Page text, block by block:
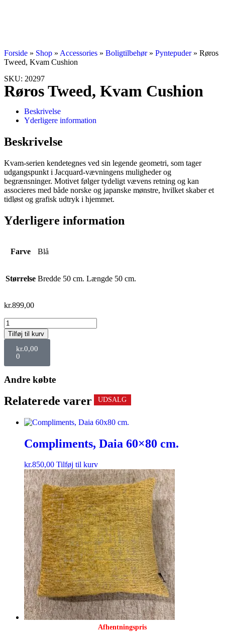
Forside » Shop » Accessories » Boligtilbehør» Pyntepuder» Røros
Tweed, Kvam Cushion
SKU: 20297
Røros Tweed, Kvam Cushion
Beskrivelse
Yderligere information
Beskrivelse
Kvam-serien kendetegnes ved sin legende geometri, som tager
udgangspunkt i Jacquard-vævningens muligheder og
begrænsninger. Motivet følger tydeligt vævens retning og kan
associeres med både norske og japanske mønstre, hvilket skaber et
tidløst og grafisk udtryk i hjemmet.
Yderligere information
Farve Blå
Størrelse Bredde 50 cm. Længde 50 cm.
kr.899,00
Tilføj til kurv
kr.0,00
0
Andre købte
Relaterede varer
Compliments, Daia 60×80 cm.
kr.850,00 Tilføj til kurv
UDSALG
Afhentningspris
UDSALG
UDSALG